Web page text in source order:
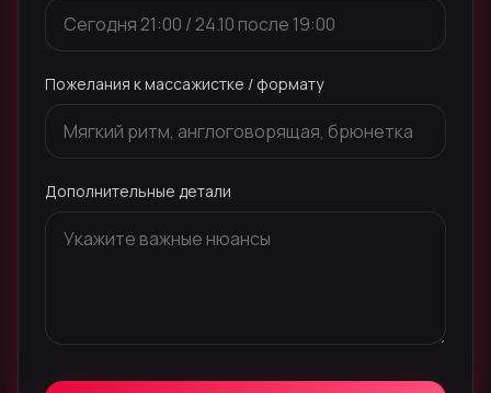
Пожелания к массажистке / формату
Дополнительные детали